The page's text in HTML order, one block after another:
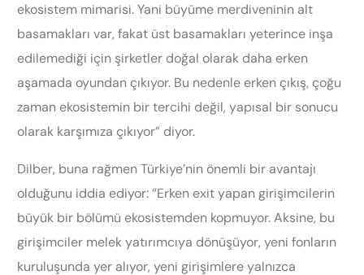
ekosistem mimarisi. Yani büyüme merdiveninin alt
basamakları var, fakat üst basamakları yeterince inşa
edilemediği için şirketler doğal olarak daha erken
aşamada oyundan çıkıyor. Bu nedenle erken çıkış, çoğu
zaman ekosistemin bir tercihi değil, yapısal bir sonucu
olarak karşımıza çıkıyor” diyor.
Dilber, buna rağmen Türkiye’nin önemli bir avantajı
olduğunu iddia ediyor: “Erken exit yapan girişimcilerin
büyük bir bölümü ekosistemden kopmuyor. Aksine, bu
girişimciler melek yatırımcıya dönüşüyor, yeni fonların
kuruluşunda yer alıyor, yeni girişimlere yalnızca